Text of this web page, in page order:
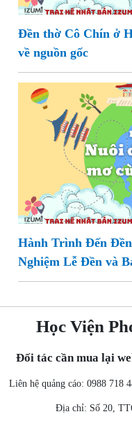
Đền thờ Cô Chín ở
về nguồn gốc
Hành Trình Đến
Nghiệm Lễ Đền và
Học Viện
Đối tác cần mua lại
Liên hệ quảng cáo: 0988 718
Địa chỉ: Số 20,